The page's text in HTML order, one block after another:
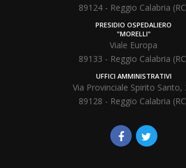
89124 - Reggio Calabria
PRESIDIO OSPEDALIERO
"MORELLI"
Viale Europa
89133 - Reggio Calabria
UFFICI AMMINISTRATIVI
Via Provinciale Spirito Santo,
89128 - Reggio Calabria